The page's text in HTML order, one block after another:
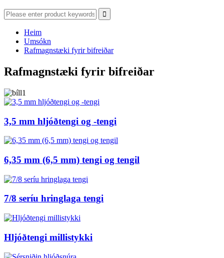
Heim
Umsókn
Rafmagnstæki fyrir bifreiðar
Rafmagnstæki fyrir bifreiðar
3,5 mm hljóðtengi og -tengi
6,35 mm (6,5 mm) tengi og tengil
7/8 seríu hringlaga tengi
Hljóðtengi millistykki